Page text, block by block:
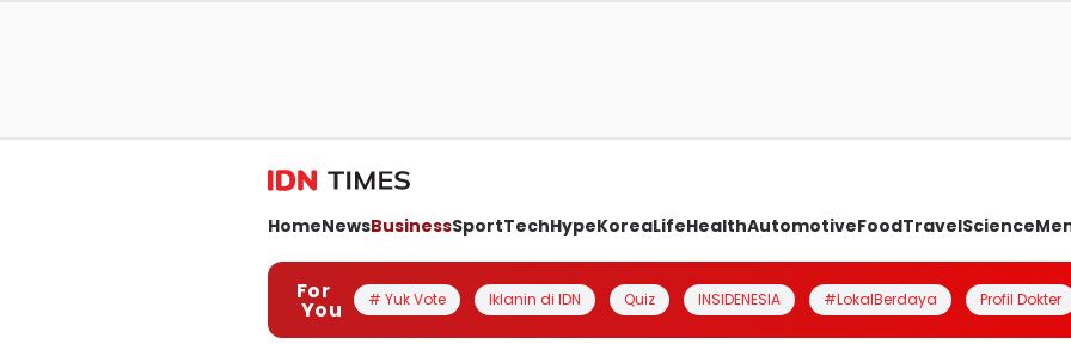
HomeNewsBusinessSportTechHypeKoreaLifeHealthAutomotiveFoodTravelScience
For
You # Yuk Vote Iklanin di IDN Quiz INSIDENESIA #LokalBerdaya Profil Dokter